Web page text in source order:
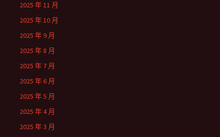
2025 年 11 月
2025 年 10 月
2025 年 9 月
2025 年 8 月
2025 年 7 月
2025 年 6 月
2025 年 5 月
2025 年 4 月
2025 年 3 月